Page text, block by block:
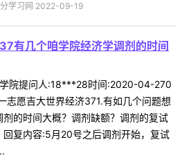
学习网 2022-09-19
有几个咱学院经济学调剂的时间
院提问人:18***28时间:2020-04-270
志愿吉大世界经济371.有如几个问题想
的时间大概？调剂缺额？调剂的复试
复内容:5月20号之后调剂开始，复试